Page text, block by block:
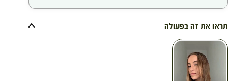
נעימים למגע – לצד ניחוח אקזוטי וחוויית טיפוח שמרגישה כמו רגע
של חופשה באיים.
תראו את זה בפעולה